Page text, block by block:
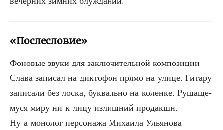
«Послесловие»
Фоно­вые зву­ки для заклю­чи­тель­ной ком­по­зи­ции
Сла­ва запи­сал на дик­то­фон пря­мо на ули­це. Гита­ру
запи­са­ли без лос­ка, бук­валь­но на колен­ке. Руша­ще­
му­ся миру ни к лицу излиш­ний про­дакшн.
Ну а моно­лог пер­со­на­жа Миха­и­ла Улья­но­ва